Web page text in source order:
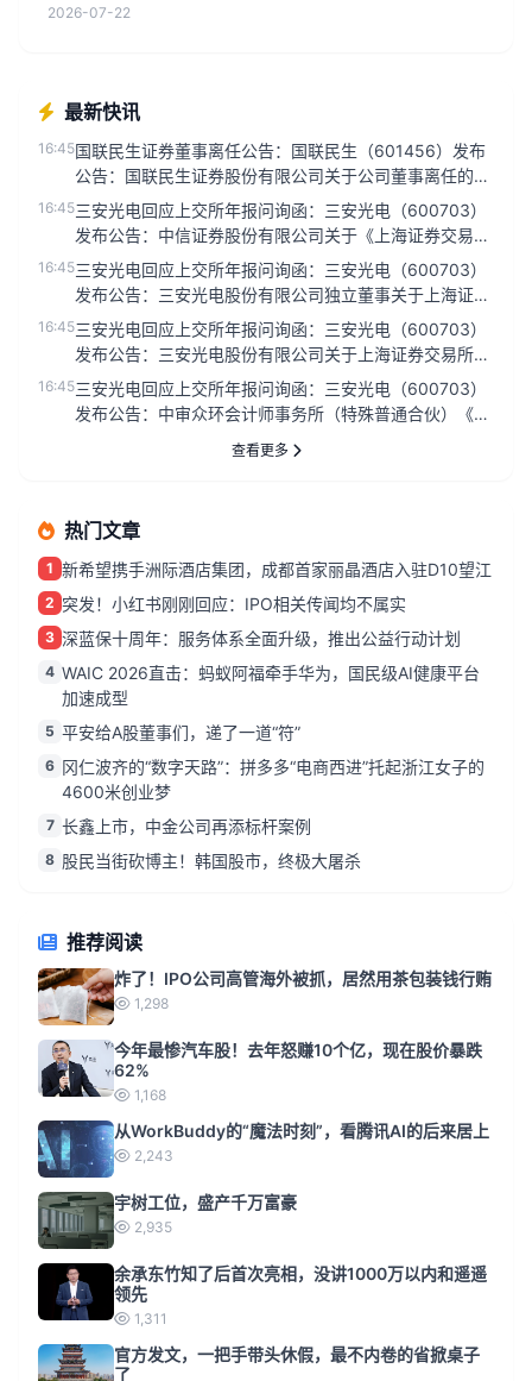
2026-07-22
最新快讯
16:45国联民生证券董事离任公告：国联民生（601456）发布
公告：国联民生证券股份有限公司关于公司董事离任的公
告...
16:45三安光电回应上交所年报问询函：三安光电（600703）
发布公告：中信证券股份有限公司关于《上海证券交易所
关于三安光电股份...
16:45三安光电回应上交所年报问询函：三安光电（600703）
发布公告：三安光电股份有限公司独立董事关于上海证券
交易所《关于公司...
16:45三安光电回应上交所年报问询函：三安光电（600703）
发布公告：三安光电股份有限公司关于上海证券交易所
2025年年度报告...
16:45三安光电回应上交所年报问询函：三安光电（600703）
发布公告：中审众环会计师事务所（特殊普通合伙）《关
查看更多
热门文章
1 新希望携手洲际酒店集团，成都首家丽晶酒店入驻D10望江
2 突发！小红书刚刚回应：IPO相关传闻均不属实
3 深蓝保十周年：服务体系全面升级，推出公益行动计划
4 WAIC 2026直击：蚂蚁阿福牵手华为，国民级AI健康平台
加速成型
5 平安给A股董事们，递了一道“符”
6 冈仁波齐的“数字天路”：拼多多“电商西进”托起浙江女子的
4600米创业梦
7 长鑫上市，中金公司再添标杆案例
8 股民当街砍博主！韩国股市，终极大屠杀
推荐阅读
炸了！IPO公司高管海外被抓，居然用茶包装钱行贿
1,298
今年最惨汽车股！去年怒赚10个亿，现在股价暴跌
62%
1,168
从WorkBuddy的“魔法时刻”，看腾讯AI的后来居上
2,243
宇树工位，盛产千万富豪
2,935
余承东竹知了后首次亮相，没讲1000万以内和遥遥
领先
1,311
官方发文，一把手带头休假，最不内卷的省掀桌子
了